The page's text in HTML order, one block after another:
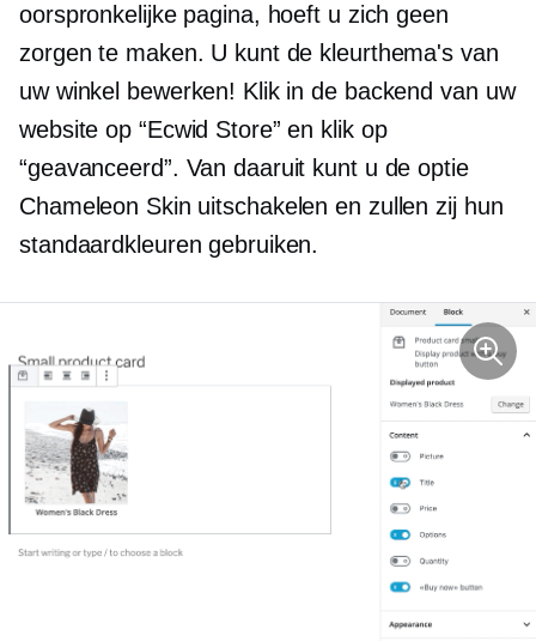
oorspronkelijke pagina, hoeft u zich geen
zorgen te maken. U kunt de kleurthema's van
uw winkel bewerken! Klik in de backend van uw
website op “Ecwid Store” en klik op
“geavanceerd”. Van daaruit kunt u de optie
Chameleon Skin uitschakelen en zullen zij hun
standaardkleuren gebruiken.